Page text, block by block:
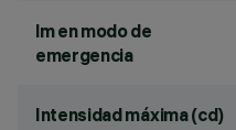
lm en modo de
emergencia
Intensidad máxima (cd)